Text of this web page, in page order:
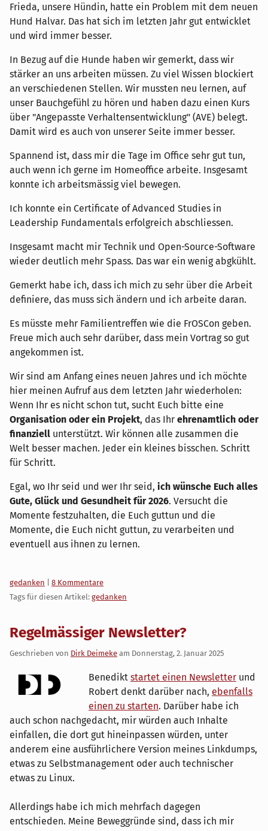
Frieda, unsere Hündin, hatte ein Problem mit dem neuen
Hund Halvar. Das hat sich im letzten Jahr gut entwicklet
und wird immer besser.
In Bezug auf die Hunde haben wir gemerkt, dass wir
stärker an uns arbeiten müssen. Zu viel Wissen blockiert
an verschiedenen Stellen. Wir mussten neu lernen, auf
unser Bauchgefühl zu hören und haben dazu einen Kurs
über "Angepasste Verhaltensentwicklung" (AVE) belegt.
Damit wird es auch von unserer Seite immer besser.
Spannend ist, dass mir die Tage im Office sehr gut tun,
auch wenn ich gerne im Homeoffice arbeite. Insgesamt
konnte ich arbeitsmässig viel bewegen.
Ich konnte ein Certificate of Advanced Studies in
Leadership Fundamentals erfolgreich abschliessen.
Insgesamt macht mir Technik und Open-Source-Software
wieder deutlich mehr Spass. Das war ein wenig abgkühlt.
Gemerkt habe ich, dass ich mich zu sehr über die Arbeit
definiere, das muss sich ändern und ich arbeite daran.
Es müsste mehr Familientreffen wie die FrOSCon geben.
Freue mich auch sehr darüber, dass mein Vortrag so gut
angekommen ist.
Wir sind am Anfang eines neuen Jahres und ich möchte
hier meinen Aufruf aus dem letzten Jahr wiederholen:
Wenn Ihr es nicht schon tut, sucht Euch bitte eine
Organisation oder ein Projekt, das Ihr ehrenamtlich oder
finanziell unterstützt. Wir können alle zusammen die
Welt besser machen. Jeder ein kleines bisschen. Schritt
für Schritt.
Egal, wo Ihr seid und wer Ihr seid, ich wünsche Euch alles
Gute, Glück und Gesundheit für 2026. Versucht die
Momente festzuhalten, die Euch guttun und die
Momente, die Euch nicht guttun, zu verarbeiten und
eventuell aus ihnen zu lernen.
Kategorien:
gedanken
8 Kommentare
Tags für diesen Artikel: gedanken
Regelmässiger Newsletter?
Geschrieben von Dirk Deimeke am Donnerstag, 2. Januar 2025
Benedikt startet einen Newsletter und
Robert denkt darüber nach, ebenfalls
einen zu starten. Darüber habe ich
auch schon nachgedacht, mir würden auch Inhalte
einfallen, die dort gut hineinpassen würden, unter
anderem eine ausführlichere Version meines Linkdumps,
etwas zu Selbstmanagement oder auch technischer
etwas zu Linux.
Allerdings habe ich mich mehrfach dagegen
entschieden. Meine Beweggründe sind, dass ich mir